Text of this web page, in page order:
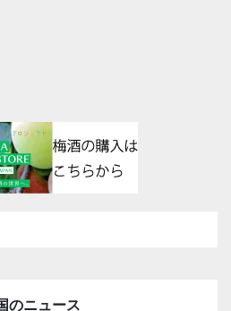
のニュース